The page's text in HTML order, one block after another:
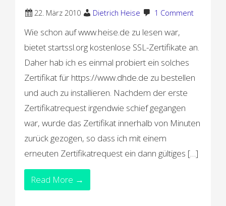
22. März 2010 Dietrich Heise 1 Comment
Wie schon auf www.heise.de zu lesen war,
bietet startssl.org kostenlose SSL-Zertifikate an.
Daher hab ich es einmal probiert ein solches
Zertifikat für https://www.dhde.de zu bestellen
und auch zu installieren. Nachdem der erste
Zertifikatrequest irgendwie schief gegangen
war, wurde das Zertifikat innerhalb von Minuten
zurück gezogen, so dass ich mit einem
erneuten Zertifikatrequest ein dann gültiges […]
Read More →